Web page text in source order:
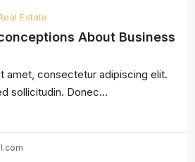
Estate
About Business
amet, consectetur adipiscing elit.
sollicitudin. Donec...